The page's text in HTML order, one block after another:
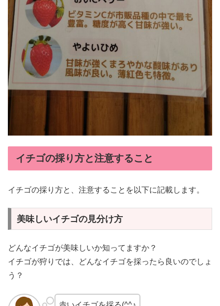
イチゴの採り方と注意すること
イチゴの採り方と、注意することを以下に記載します。
美味しいイチゴの見分け方
どんなイチゴが美味しいか知ってますか？
イチゴが狩りでは、どんなイチゴを採ったら良いのでしょ
う？